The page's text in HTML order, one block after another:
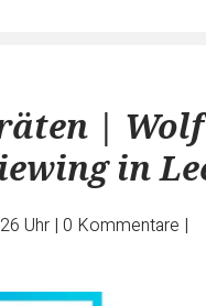
| Wolf
in
Uhr | 0 Kommentare |